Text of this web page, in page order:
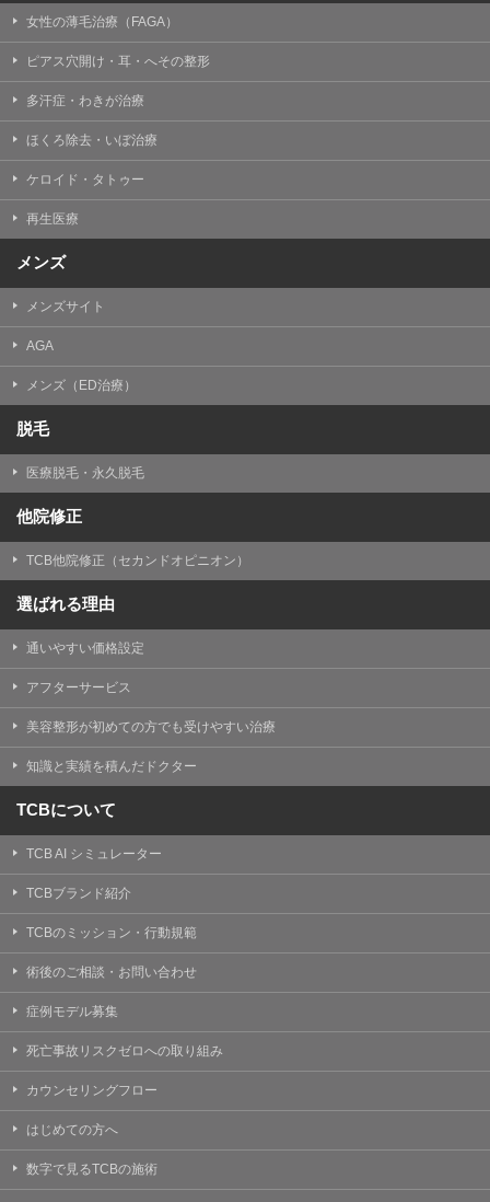
女性の薄毛治療（FAGA）
ピアス穴開け・耳・へその整形
多汗症・わきが治療
ほくろ除去・いぼ治療
ケロイド・タトゥー
再生医療
メンズ
メンズサイト
AGA
メンズ（ED治療）
脱毛
医療脱毛・永久脱毛
他院修正
TCB他院修正（セカンドオピニオン）
選ばれる理由
通いやすい価格設定
アフターサービス
美容整形が初めての方でも受けやすい治療
知識と実績を積んだドクター
TCBについて
TCB AI シミュレーター
TCBブランド紹介
TCBのミッション・行動規範
術後のご相談・お問い合わせ
症例モデル募集
死亡事故リスクゼロへの取り組み
カウンセリングフロー
はじめての方へ
数字で見るTCBの施術